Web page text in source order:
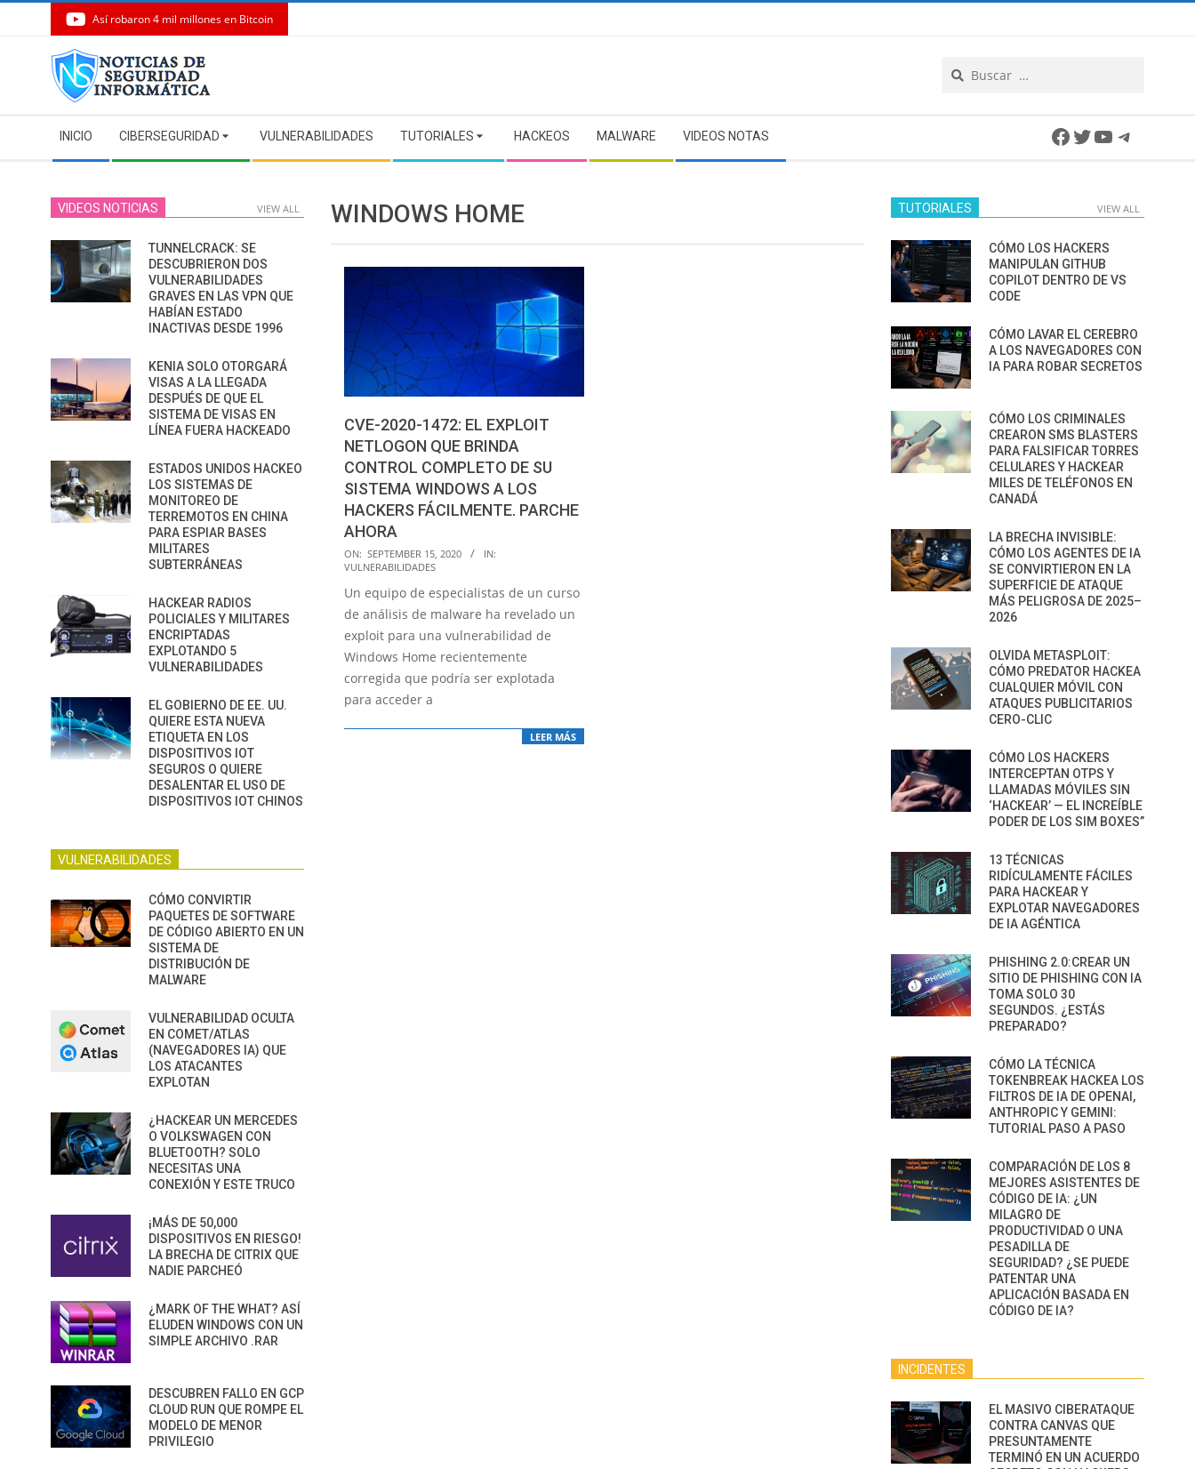
Así robaron 4 mil millones en Bitcoin
Navigation
Menu
INICIO CIBERSEGURIDAD VULNERABILIDADES TUTORIALES HACKEOS MALWARE VIDEOS NOTAS Facebook
Twitter
YouTube
WINDOWS HOME
CVE-2020-1472: EL EXPLOIT
NETLOGON QUE BRINDA
CONTROL COMPLETO DE SU
SISTEMA WINDOWS A LOS
HACKERS FÁCILMENTE. PARCHE
AHORA
2020-
09-
15
ON: SEPTEMBER 15, 2020
IN:
VULNERABILIDADES
Un equipo de especialistas de un curso
de análisis de malware ha revelado un
exploit para una vulnerabilidad de
Windows Home recientemente
corregida que podría ser explotada
para acceder a
LEER MÁS
VIDEOS NOTICIAS VIEW ALL
TUNNELCRACK: SE
DESCUBRIERON DOS
VULNERABILIDADES
GRAVES EN LAS VPN QUE
HABÍAN ESTADO
INACTIVAS DESDE 1996
KENIA SOLO OTORGARÁ
VISAS A LA LLEGADA
DESPUÉS DE QUE EL
SISTEMA DE VISAS EN
LÍNEA FUERA HACKEADO
ESTADOS UNIDOS HACKEO
LOS SISTEMAS DE
MONITOREO DE
TERREMOTOS EN CHINA
PARA ESPIAR BASES
MILITARES
SUBTERRÁNEAS
HACKEAR RADIOS
POLICIALES Y MILITARES
ENCRIPTADAS
EXPLOTANDO 5
VULNERABILIDADES
EL GOBIERNO DE EE. UU.
QUIERE ESTA NUEVA
ETIQUETA EN LOS
DISPOSITIVOS IOT
SEGUROS O QUIERE
DESALENTAR EL USO DE
DISPOSITIVOS IOT CHINOS
VULNERABILIDADES
CÓMO CONVIRTIR
PAQUETES DE SOFTWARE
DE CÓDIGO ABIERTO EN UN
SISTEMA DE
DISTRIBUCIÓN DE
MALWARE
VULNERABILIDAD OCULTA
EN COMET/ATLAS
(NAVEGADORES IA) QUE
LOS ATACANTES
EXPLOTAN
¿HACKEAR UN MERCEDES
O VOLKSWAGEN CON
BLUETOOTH? SOLO
NECESITAS UNA
CONEXIÓN Y ESTE TRUCO
¡MÁS DE 50,000
DISPOSITIVOS EN RIESGO!
LA BRECHA DE CITRIX QUE
NADIE PARCHEÓ
¿MARK OF THE WHAT? ASÍ
ELUDEN WINDOWS CON UN
SIMPLE ARCHIVO .RAR
DESCUBREN FALLO EN GCP
CLOUD RUN QUE ROMPE EL
MODELO DE MENOR
PRIVILEGIO
TUTORIALES VIEW ALL
CÓMO LOS HACKERS
MANIPULAN GITHUB
COPILOT DENTRO DE VS
CODE
CÓMO LAVAR EL CEREBRO
A LOS NAVEGADORES CON
IA PARA ROBAR SECRETOS
CÓMO LOS CRIMINALES
CREARON SMS BLASTERS
PARA FALSIFICAR TORRES
CELULARES Y HACKEAR
MILES DE TELÉFONOS EN
CANADÁ
LA BRECHA INVISIBLE:
CÓMO LOS AGENTES DE IA
SE CONVIRTIERON EN LA
SUPERFICIE DE ATAQUE
MÁS PELIGROSA DE 2025–
2026
OLVIDA METASPLOIT:
CÓMO PREDATOR HACKEA
CUALQUIER MÓVIL CON
ATAQUES PUBLICITARIOS
CERO-CLIC
CÓMO LOS HACKERS
INTERCEPTAN OTPS Y
LLAMADAS MÓVILES SIN
‘HACKEAR’ — EL INCREÍBLE
PODER DE LOS SIM BOXES”
13 TÉCNICAS
RIDÍCULAMENTE FÁCILES
PARA HACKEAR Y
EXPLOTAR NAVEGADORES
DE IA AGÉNTICA
PHISHING 2.0:CREAR UN
SITIO DE PHISHING CON IA
TOMA SOLO 30
SEGUNDOS. ¿ESTÁS
PREPARADO?
CÓMO LA TÉCNICA
TOKENBREAK HACKEA LOS
FILTROS DE IA DE OPENAI,
ANTHROPIC Y GEMINI:
TUTORIAL PASO A PASO
COMPARACIÓN DE LOS 8
MEJORES ASISTENTES DE
CÓDIGO DE IA: ¿UN
MILAGRO DE
PRODUCTIVIDAD O UNA
PESADILLA DE
SEGURIDAD? ¿SE PUEDE
PATENTAR UNA
APLICACIÓN BASADA EN
CÓDIGO DE IA?
INCIDENTES
EL MASIVO CIBERATAQUE
CONTRA CANVAS QUE
PRESUNTAMENTE
TERMINÓ EN UN ACUERDO